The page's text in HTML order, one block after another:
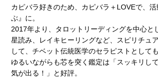
カピバラ好きのため、カピバラ＋LOVEで、
ぶ』に。
2017年より、タロットリーディングを中心と
星読み、レイキヒーリングなど、スピリチュ
して、チベット伝統医学のセラピストとしても
ゆるいながらも芯を突く鑑定は「スッキリし
気が出る！」と好評。